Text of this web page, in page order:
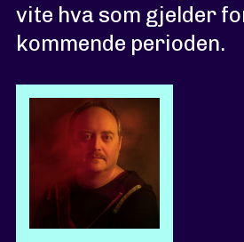
vite hva som gjelder
kommende perioden.